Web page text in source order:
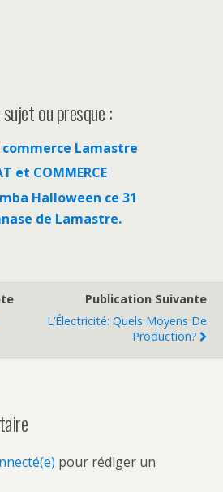
ou presque :
Lamastre
et COMMERCE
Halloween ce 31
de Lamastre.
Publication Suivante
L’Électricité: Quels Moyens De
Production?
pour rédiger un